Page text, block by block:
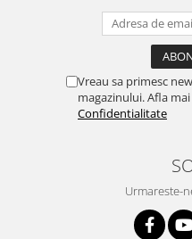
Vreau sa primesc
magazinului. Afla
Confidentialitate
Urmareste-